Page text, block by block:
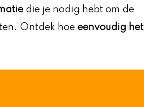
die je nodig hebt om de
Ontdek hoe eenvoudig het